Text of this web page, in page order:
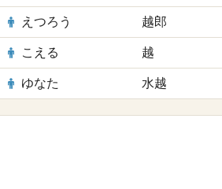
えつろう 越郎
こえる 越
ゆなた 水越